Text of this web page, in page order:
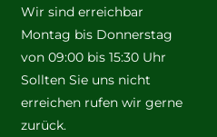
Wir sind erreichbar
Montag bis Donnerstag
von 09:00 bis 15:30 Uhr
Sollten Sie uns nicht
erreichen rufen wir gerne
zurück.